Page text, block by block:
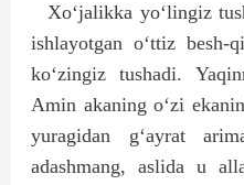
Xo‘jalikka yo‘lingiz
ishlayotgan o‘ttiz
ko‘zingiz tushadi.
Amin akaning o‘zi
yuragidan g‘ayrat
adashmang, aslida u